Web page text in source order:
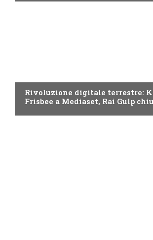
Rivoluzione digitale terrestre:
Frisbee a Mediaset, Rai Gulp